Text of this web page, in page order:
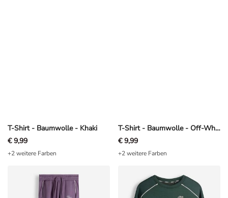
T-Shirt - Baumwolle - Khaki
€ 9,99
+2 weitere Farben
T-Shirt - Baumwolle - Off-White
€ 9,99
+2 weitere Farben